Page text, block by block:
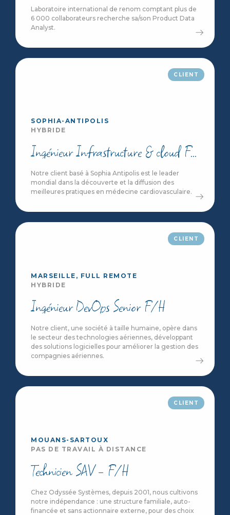
Laboratoire international de renom comptant plus de
6 000 collaborateurs recherche sa/son Product Data
Analyst.
SOPHIA-ANTIPOLIS
HYBRIDE
Ingénieur Infrastructure & cloud F/H
Notre client basé à Sophia Antipolis est le leader
mondial dans la découverte et la diffusion des
meilleures pratiques en médecine cardiovasculaire.
CLIENT
MARSEILLE, FULL REMOTE
HYBRIDE
Ingénieur DevOps Senior F/H
Notre client, une société à taille humaine, opère dans
le secteur des technologies aériennes, développant
des solutions logicielles pour améliorer la gestion des
compagnies aériennes.
CLIENT
MOUANS-SARTOUX
PAS DE TRAVAIL À DISTANCE
Technicien SAV - F/H
Chez Odyssée Systèmes, depuis 2001, nous cultivons
notre indépendance : une structure familiale, auto-
financée et sans actionnaire externe, pour des choix
CLIENT